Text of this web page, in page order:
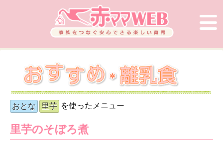
おとな 里芋 を使ったメニュー
里芋のそぼろ煮